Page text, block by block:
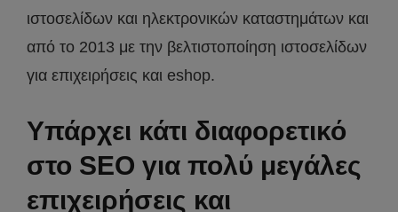
ιστοσελίδων και ηλεκτρονικών καταστημάτων και
από το 2013 με την βελτιστοποίηση ιστοσελίδων
για επιχειρήσεις και eshop.
Υπάρχει κάτι διαφορετικό
στο SEO για πολύ μεγάλες
επιχειρήσεις και